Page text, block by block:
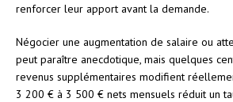
renforcer leur apport avant la demande.
Négocier une augmentation de salaire ou
peut paraître anecdotique, mais quelques
revenus supplémentaires modifient
3 200 € à 3 500 € nets mensuels réduit un